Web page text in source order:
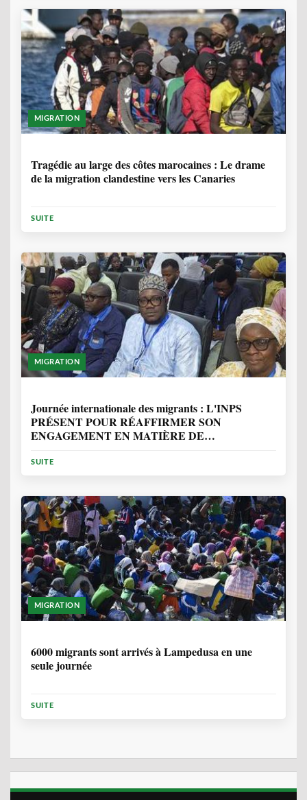
MIGRATION
Tragédie au large des côtes marocaines : Le drame
de la migration clandestine vers les Canaries
SUITE
MIGRATION
Journée internationale des migrants : L'INPS
PRÉSENT POUR RÉAFFIRMER SON
ENGAGEMENT EN MATIÈRE DE
SUITE
MIGRATION
6000 migrants sont arrivés à Lampedusa en une
seule journée
SUITE